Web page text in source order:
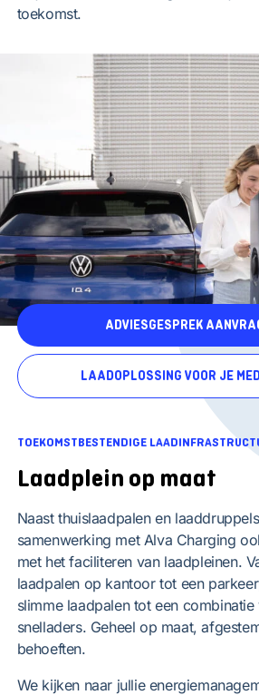
toekomst.
ADVIESGESPREK
LAADOPLOSSING VOOR JE
TOEKOMSTBESTENDIGE
Laadplein op maat
Naast thuislaadpalen en
samenwerking met Alva Charging
met het faciliteren van laadpleinen.
laadpalen op kantoor tot een
slimme laadpalen tot een
snelladers. Geheel op maat,
behoeften.
We kijken naar jullie